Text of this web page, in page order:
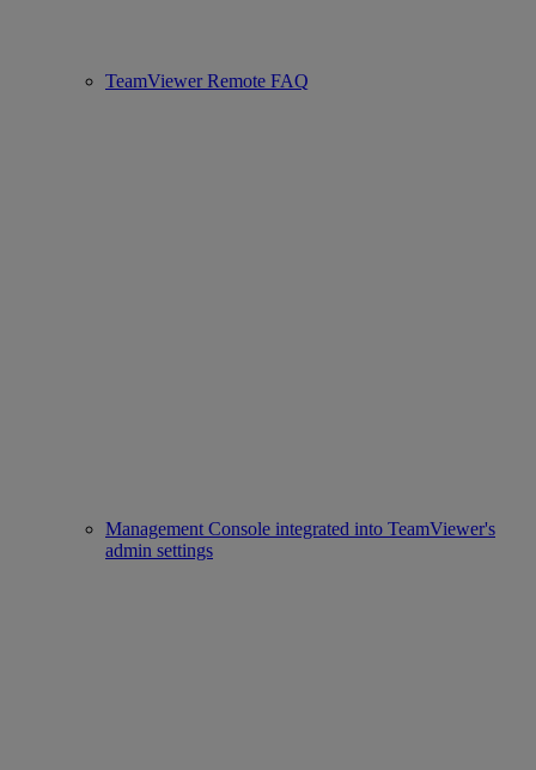
TeamViewer Remote FAQ
Management Console integrated into TeamViewer's
admin settings